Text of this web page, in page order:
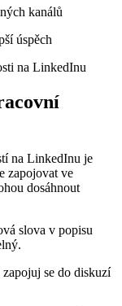
kanálů
úspěch
na LinkedInu je
zapojovat ve
dosáhnout
slova v popisu
se do diskuzí